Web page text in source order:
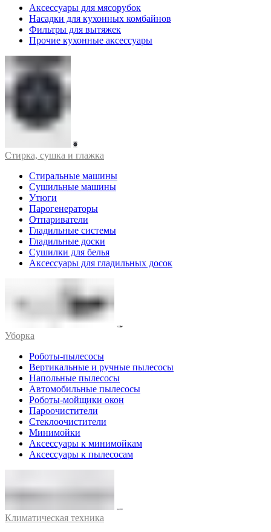
Аксессуары для мясорубок
Насадки для кухонных комбайнов
Фильтры для вытяжек
Прочие кухонные аксессуары
Стирка, сушка и глажка
Стиральные машины
Сушильные машины
Утюги
Парогенераторы
Отпариватели
Гладильные системы
Гладильные доски
Сушилки для белья
Аксессуары для гладильных досок
Уборка
Роботы-пылесосы
Вертикальные и ручные пылесосы
Напольные пылесосы
Автомобильные пылесосы
Роботы-мойщики окон
Пароочистители
Стеклоочистители
Минимойки
Аксессуары к минимойкам
Аксессуары к пылесосам
Климатическая техника